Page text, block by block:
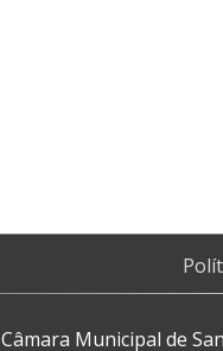
Câmara Municipal de